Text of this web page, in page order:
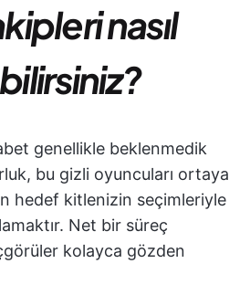
nasıl
genellikle beklenmedik
bu gizli oyuncuları ortaya
hedef kitlenizin seçimleriyle
Net bir süreç
kolayca gözden